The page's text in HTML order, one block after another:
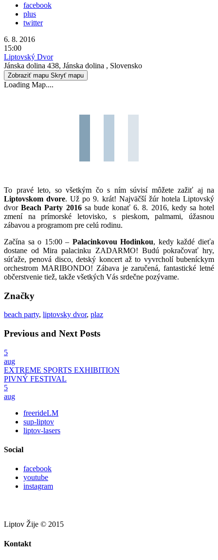
facebook
plus
twitter
6. 8. 2016
15:00
Liptovský Dvor
Jánska dolina 438, Jánska dolina , Slovensko
Zobraziť mapu Skryť mapu
Loading Map....
To pravé leto, so všetkým čo s ním súvisí môžete zažiť aj na
Liptovskom dvore. Už po 9. krát! Najväčší žúr hotela Liptovský
dvorBeach Party 2016sa bude konať 6. 8. 2016, kedy sa hotel
zmení na prímorské letovisko, s pieskom, palmami, úžasnou
zábavou a programom pre celú rodinu.
Začína sa o 15:00 – Palacinkovou Hodinkou, kedy každé dieťa
dostane od Mira palacinku ZADARMO! Budú pokračovať hry,
súťaže, penová disco, detský koncert až to vyvrcholí bubeníckym
orchestrom MARIBONDO! Zábava je zaručená, fantastické letné
občerstvenie tiež, takže všetkých Vás srdečne pozývame.
Značky
beach party, liptovsky dvor, plaz
Previous and Next Posts
5
aug
EXTREME SPORTS EXHIBITION
PIVNÝ FESTIVAL
5
aug
freerideLM
sup-liptov
liptov-lasers
Social
facebook
youtube
instagram
Liptov Žije © 2015
Kontakt